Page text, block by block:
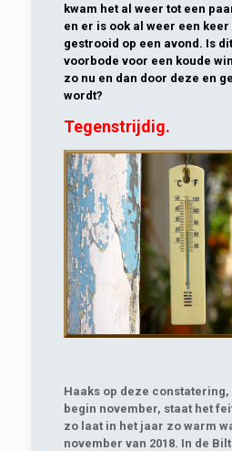
kwam het al weer tot een
en er is ook al weer een
gestrooid op een avond. Is
voorbode voor een koude
zo nu en dan door deze en
wordt?
Tegenstrijdig.
Haaks op deze
begin november, staat het
zo laat in het jaar zo warm
november van 2018. In de